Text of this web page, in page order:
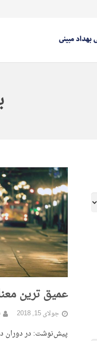
عمیق ترین
جولای 15, 2018
پیش‌نوشت: در دوران